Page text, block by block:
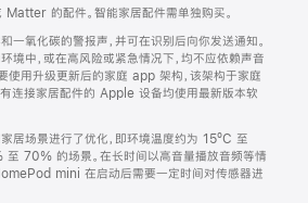
的配件。智能家居配件需单独购买。
一氧化碳的警报声，并可在识别后向你发送通知。
境中，或在高风险或紧急情况下，均不应依赖声音
使用升级更新后的家庭 app 架构，该架构于家庭
连接家居配件的 Apple 设备均使用最新版本软
居场景进行了优化，即环境温度约为 15ºC 至
70% 的场景。在长时间以高音量播放音频等情
mini 在启动后需要一定时间对传感器进